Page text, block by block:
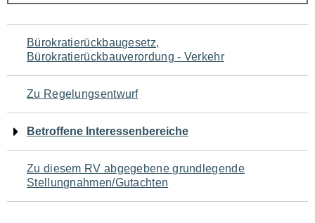
Navigation
für
den
Seiteninhalt
Bürokratierückbaugesetz,
Bürokratierückbauverordung - Verkehr
Zu Regelungsentwurf
Betroffene Interessenbereiche
Zu diesem RV abgegebene grundlegende
Stellungnahmen/Gutachten